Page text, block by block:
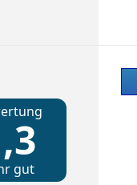
gut